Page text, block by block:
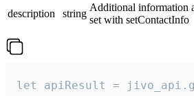
description
string
Additional information
set with setContactInfo
let apiResult =